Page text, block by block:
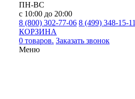
ПН-ВС
с 10:00 до 20:00
8 (800) 302-77-06 8 (499) 348-15-11
КОРЗИНА
0 товаров. Заказать звонок
Меню